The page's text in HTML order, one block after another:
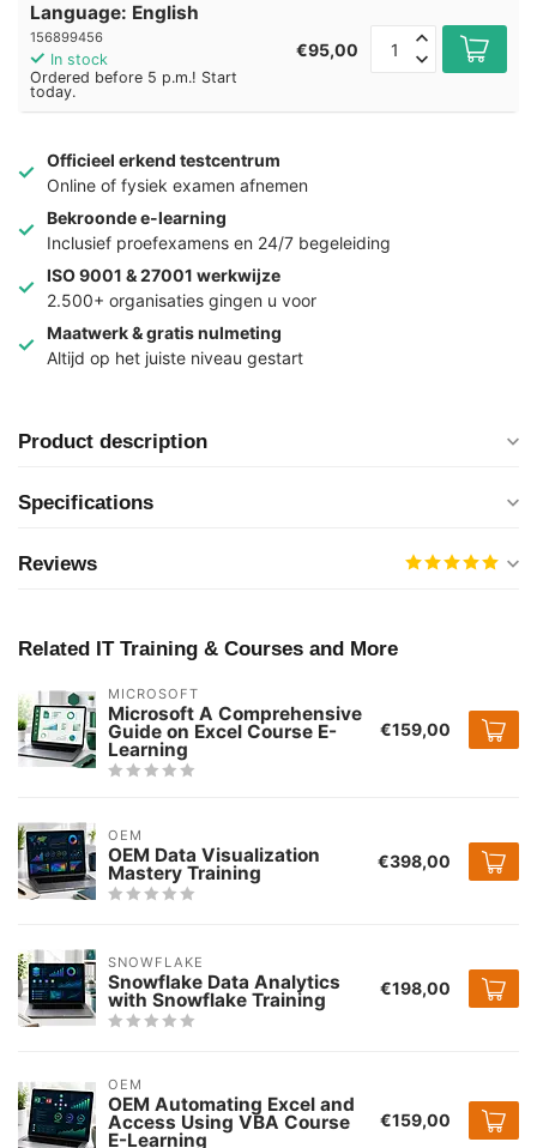
Language: English
156899456
In stock
Ordered before 5 p.m.! Start
today.
€95,00
Officieel erkend testcentrum
Online of fysiek examen afnemen
Bekroonde e-learning
Inclusief proefexamens en 24/7 begeleiding
ISO 9001 & 27001 werkwijze
2.500+ organisaties gingen u voor
Maatwerk & gratis nulmeting
Altijd op het juiste niveau gestart
Product description
Specifications
Reviews
Related IT Training & Courses and More
MICROSOFT
Microsoft A Comprehensive
Guide on Excel Course E-
Learning
€159,00
OEM
OEM Data Visualization
Mastery Training €398,00
SNOWFLAKE
Snowflake Data Analytics
with Snowflake Training €198,00
OEM
OEM Automating Excel and
Access Using VBA Course
E-Learning
€159,00